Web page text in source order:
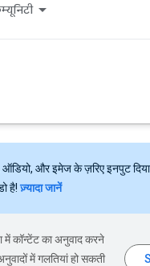
ऑडियो, और इमेज के ज़रिए इनपुट
है!ज़्यादा जानें
में कॉन्टेंट का अनुवाद करने
में गलतियां हो सकती